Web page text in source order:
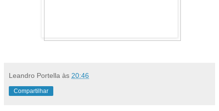
Leandro Portella às 20:46
Compartilhar